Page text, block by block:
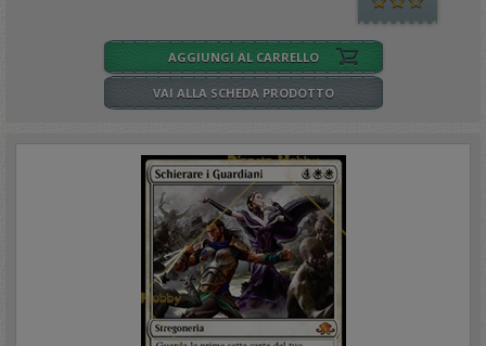
AGGIUNGI AL CARRELLO
VAI ALLA SCHEDA PRODOTTO